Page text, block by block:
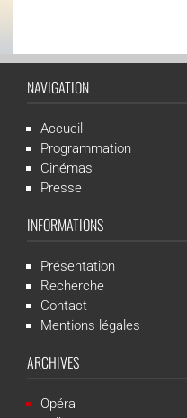
NAVIGATION
Accueil
Programmation
Cinémas
Presse
INFORMATIONS
Présentation
Recherche
Contact
Mentions légales
ARCHIVES
Opéra